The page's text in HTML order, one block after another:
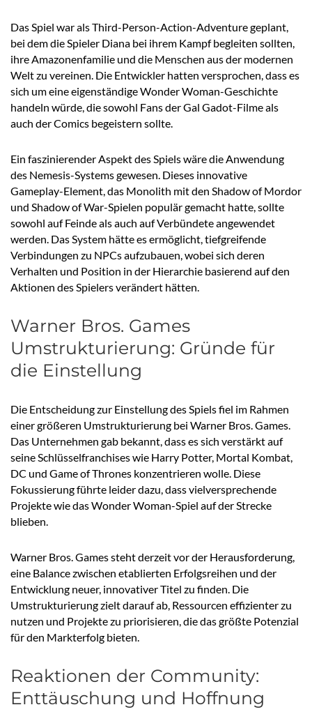
Das Spiel war als Third-Person-Action-Adventure geplant,
bei dem die Spieler Diana bei ihrem Kampf begleiten sollten,
ihre Amazonenfamilie und die Menschen aus der modernen
Welt zu vereinen. Die Entwickler hatten versprochen, dass es
sich um eine eigenständige Wonder Woman-Geschichte
handeln würde, die sowohl Fans der Gal Gadot-Filme als
auch der Comics begeistern sollte.
Ein faszinierender Aspekt des Spiels wäre die Anwendung
des Nemesis-Systems gewesen. Dieses innovative
Gameplay-Element, das Monolith mit den Shadow of Mordor
und Shadow of War-Spielen populär gemacht hatte, sollte
sowohl auf Feinde als auch auf Verbündete angewendet
werden. Das System hätte es ermöglicht, tiefgreifende
Verbindungen zu NPCs aufzubauen, wobei sich deren
Verhalten und Position in der Hierarchie basierend auf den
Aktionen des Spielers verändert hätten.
Warner Bros. Games
Umstrukturierung: Gründe für
die Einstellung
Die Entscheidung zur Einstellung des Spiels fiel im Rahmen
einer größeren Umstrukturierung bei Warner Bros. Games.
Das Unternehmen gab bekannt, dass es sich verstärkt auf
seine Schlüsselfranchises wie Harry Potter, Mortal Kombat,
DC und Game of Thrones konzentrieren wolle. Diese
Fokussierung führte leider dazu, dass vielversprechende
Projekte wie das Wonder Woman-Spiel auf der Strecke
blieben.
Warner Bros. Games steht derzeit vor der Herausforderung,
eine Balance zwischen etablierten Erfolgsreihen und der
Entwicklung neuer, innovativer Titel zu finden. Die
Umstrukturierung zielt darauf ab, Ressourcen effizienter zu
nutzen und Projekte zu priorisieren, die das größte Potenzial
für den Markterfolg bieten.
Reaktionen der Community:
Enttäuschung und Hoffnung